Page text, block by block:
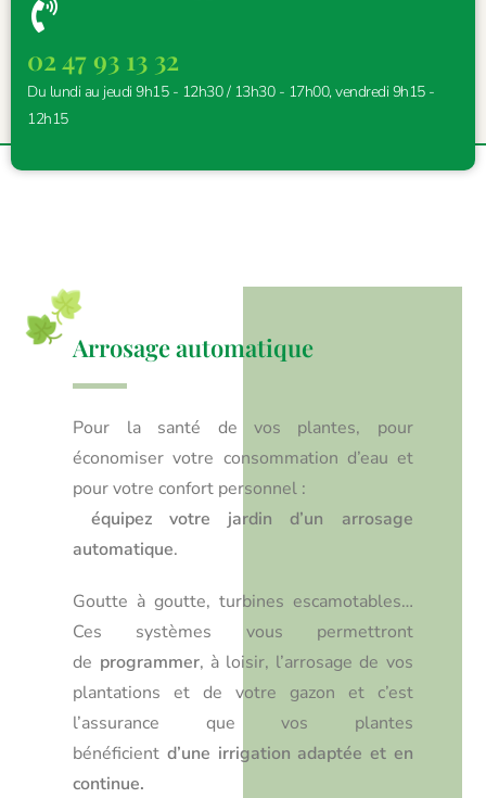
02 47 93 13 32
Du lundi au jeudi 9h15 - 12h30 / 13h30 - 17h00, vendredi 9h15 -
12h15
Arrosage automatique
Pour la santé de vos plantes, pour
économiser votre consommation d’eau et
pour votre confort personnel :
équipez votre jardin d’un arrosage
automatique.
Goutte à goutte, turbines escamotables…
Ces systèmes vous permettront
de programmer, à loisir, l’arrosage de vos
plantations et de votre gazon et c’est
l’assurance que vos plantes
bénéficientd’une irrigation adaptée et en
continue.